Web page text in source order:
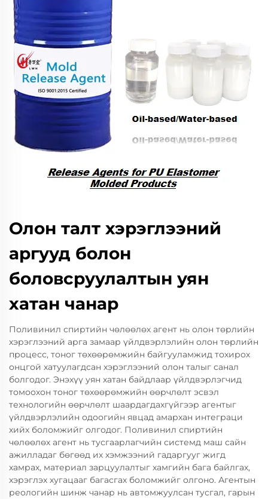
Олон талт хэрэглээний
аргууд болон
боловсруулалтын уян
хатан чанар
Поливинил спиртийн чөлөөлөх агент нь олон төрлийн
хэрэглээний арга замаар үйлдвэрлэлийн олон төрлийн
процесс, тоног төхөөрөмжийн байгууламжид тохирох
онцгой хатуулагдсан хэрэглээний олон талыг санал
болгодог. Энэхүү уян хатан байдлаар үйлдвэрлэгчид
томоохон тоног төхөөрөмжийн өөрчлөлт эсвэл
технологийн өөрчлөлт шаардагдахгүйгээр агентыг
үйлдвэрлэлийн одоогийн явцад амархан интеграци
хийх боломжийг олгодог. Поливинил спиртийн
чөлөөлөх агент нь тусгаарлагчийн системд маш сайн
ажилладаг бөгөөд их хэмжээний гадаргууг жигд
хамрах, материал зарцуулалтыг хамгийн бага байлгах,
хэрэглэх хугацааг багасгах боломжийг олгоно. Агентын
реологийн шинж чанар нь автомжуулсан тусгал, гарын